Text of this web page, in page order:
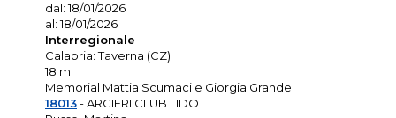
dal: 18/01/2026
al: 18/01/2026
Interregionale
Calabria: Taverna (CZ)
18 m
Memorial Mattia Scumaci e Giorgia Grande
18013- ARCIERI CLUB LIDO